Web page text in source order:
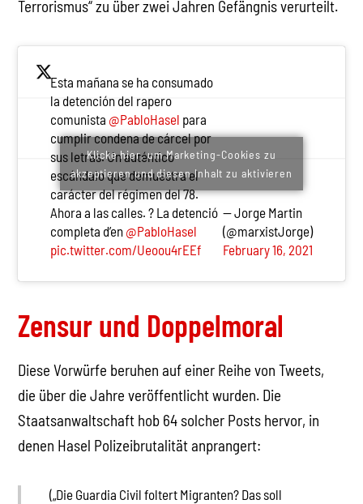
Terrorismus“ zu über zwei Jahren Gefängnis verurteilt.
Esta mañana se ha consumado
la detención del rapero
comunista @PabloHasel para
cumplir condena de cárcel por
sus letras. Un auténtico
escándalo que demuestra el
carácter del régimen del 78.
Ahora a las calles. ? La detenció
completa d’en @PabloHasel
pic.twitter.com/Ueoou4rEEf
— Jorge Martin
(@marxistJorge)
February 16, 2021
Klicke hier, um Marketing-Cookies zu
akzeptieren und diesen Inhalt zu aktivieren
Zensur und Doppelmoral
Diese Vorwürfe beruhen auf einer Reihe von Tweets,
die über die Jahre veröffentlicht wurden. Die
Staatsanwaltschaft hob 64 solcher Posts hervor, in
denen Hasel Polizeibrutalität anprangert:
(„Die Guardia Civil foltert Migranten? Das soll